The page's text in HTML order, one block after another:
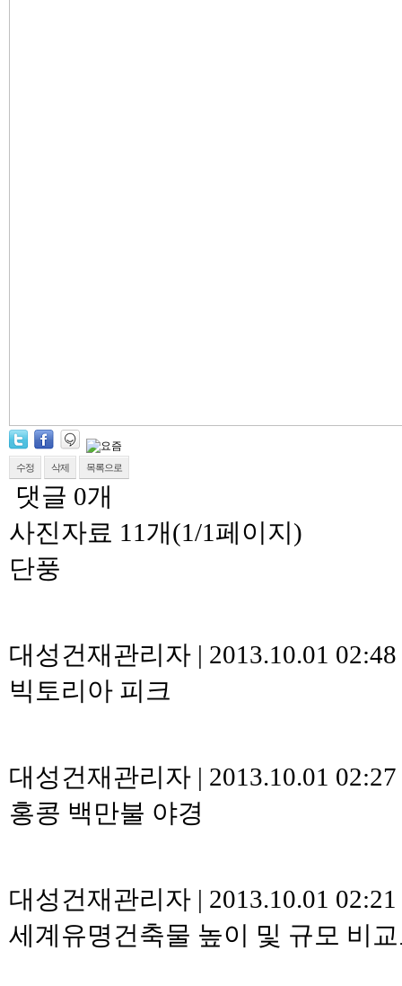
수정 삭제 목록으로
댓글 0개
사진자료 11개(1/1페이지)
단풍
대성건재관리자 | 2013.10.01 02:48
빅토리아 피크
대성건재관리자 | 2013.10.01 02:27
홍콩 백만불 야경
대성건재관리자 | 2013.10.01 02:21
세계유명건축물 높이 및 규모 비